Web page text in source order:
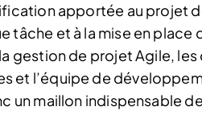
apportée au projet
tâche et à la mise en place
gestion de projet Agile,
et l’équipe de
un maillon indispensable